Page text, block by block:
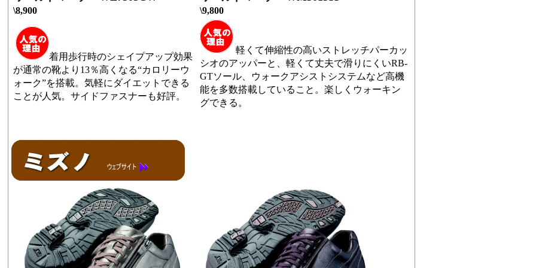
\8,900 \9,800
着用歩行時のシェイプアップ効果
が通常の靴より13％高くなる“カロリーウ
ォーク”を搭載。気軽にダイエットできる
ことが人気。サイドファスナーも好評。
軽くて伸縮性の高いストレッチパーカッ
シオのアッパーと、軽くて丈夫で滑りにくいRB-
GTソール、ウォークアシストシステムなど高機
能を多数搭載していること。楽しくウォーキン
グできる。